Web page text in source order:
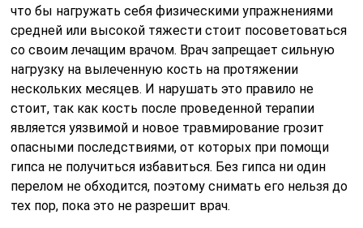
что бы нагружать себя физическими упражнениями
средней или высокой тяжести стоит посоветоваться
со своим лечащим врачом. Врач запрещает сильную
нагрузку на вылеченную кость на протяжении
нескольких месяцев. И нарушать это правило не
стоит, так как кость после проведенной терапии
является уязвимой и новое травмирование грозит
опасными последствиями, от которых при помощи
гипса не получиться избавиться. Без гипса ни один
перелом не обходится, поэтому снимать его нельзя до
тех пор, пока это не разрешит врач.